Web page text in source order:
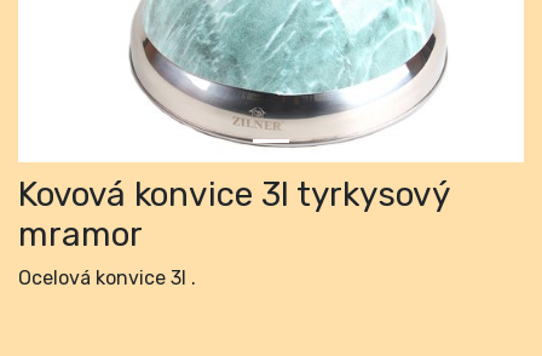
Kovová konvice 3l tyrkysový
mramor
Ocelová konvice 3l .